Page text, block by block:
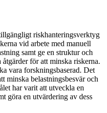
riskhanteringsverktyg
vid arbete med manuell
samt ge en struktur och
för att minska riskerna.
vara forskningsbaserad. Det
minska belastningsbesvär och
har varit att utveckla en
göra en utvärdering av dess